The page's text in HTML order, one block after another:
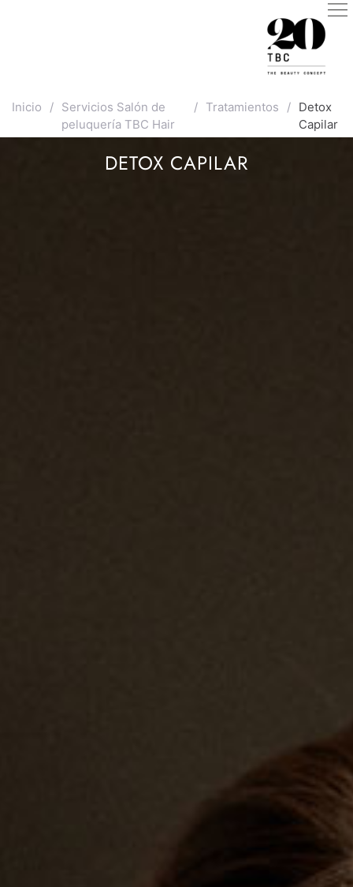
Inicio / Servicios Salón de
peluquería TBC Hair
/ Tratamientos / Detox
Capilar
DETOX CAPILAR